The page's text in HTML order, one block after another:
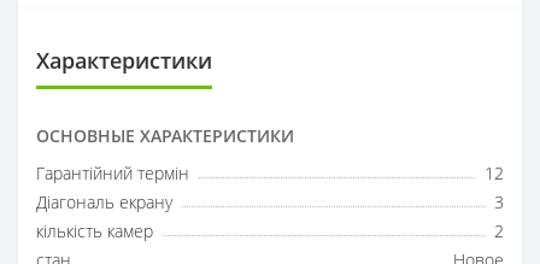
Характеристики
ОСНОВНЫЕ ХАРАКТЕРИСТИКИ
Гарантійний термін
12
Діагональ екрану
3
кількість камер
2